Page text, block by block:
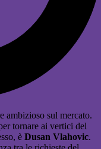
ambizioso sul mercato.
tornare ai vertici del
è Dusan Vlahovic.